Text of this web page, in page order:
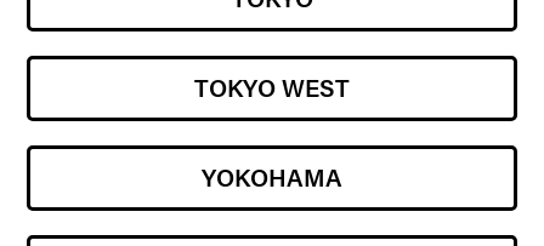
TOKYO WEST
YOKOHAMA